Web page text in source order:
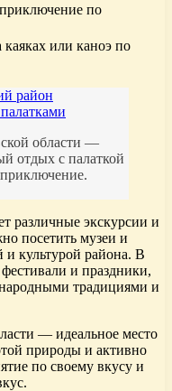
по
или каноэ по
район
области —
отдых с палаткой
различные экскурсии и
посетить музеи и
и культурой района. В
и праздники,
традициями и
— идеальное место
природы и активно
по своему вкусу и